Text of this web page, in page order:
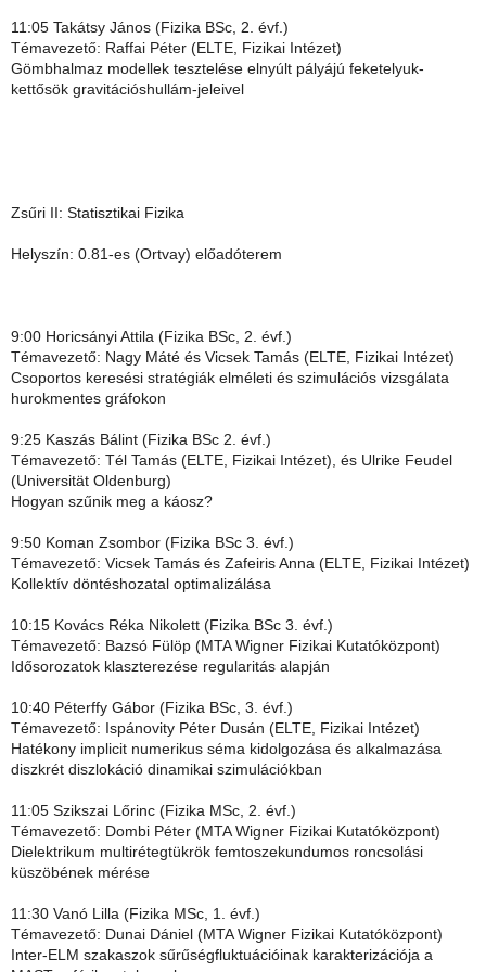
11:05 Takátsy János (Fizika BSc, 2. évf.)
Témavezető: Raffai Péter (ELTE, Fizikai Intézet)
Gömbhalmaz modellek tesztelése elnyúlt pályájú feketelyuk-
kettősök gravitációshullám-jeleivel
Zsűri II: Statisztikai Fizika
Helyszín: 0.81-es (Ortvay) előadóterem
9:00 Horicsányi Attila (Fizika BSc, 2. évf.)
Témavezető: Nagy Máté és Vicsek Tamás (ELTE, Fizikai Intézet)
Csoportos keresési stratégiák elméleti és szimulációs vizsgálata
hurokmentes gráfokon
9:25 Kaszás Bálint (Fizika BSc 2. évf.)
Témavezető: Tél Tamás (ELTE, Fizikai Intézet), és Ulrike Feudel
(Universität Oldenburg)
Hogyan szűnik meg a káosz?
9:50 Koman Zsombor (Fizika BSc 3. évf.)
Témavezető: Vicsek Tamás és Zafeiris Anna (ELTE, Fizikai Intézet)
Kollektív döntéshozatal optimalizálása
10:15 Kovács Réka Nikolett (Fizika BSc 3. évf.)
Témavezető: Bazsó Fülöp (MTA Wigner Fizikai Kutatóközpont)
Idősorozatok klaszterezése regularitás alapján
10:40 Péterffy Gábor (Fizika BSc, 3. évf.)
Témavezető: Ispánovity Péter Dusán (ELTE, Fizikai Intézet)
Hatékony implicit numerikus séma kidolgozása és alkalmazása
diszkrét diszlokáció dinamikai szimulációkban
11:05 Szikszai Lőrinc (Fizika MSc, 2. évf.)
Témavezető: Dombi Péter (MTA Wigner Fizikai Kutatóközpont)
Dielektrikum multirétegtükrök femtoszekundumos roncsolási
küszöbének mérése
11:30 Vanó Lilla (Fizika MSc, 1. évf.)
Témavezető: Dunai Dániel (MTA Wigner Fizikai Kutatóközpont)
Inter-ELM szakaszok sűrűségfluktuációinak karakterizációja a